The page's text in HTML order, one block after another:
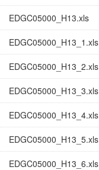
EDGC05000_H13.xls
EDGC05000_H13_1.xls
EDGC05000_H13_2.xls
EDGC05000_H13_3.xls
EDGC05000_H13_4.xls
EDGC05000_H13_5.xls
EDGC05000_H13_6.xls